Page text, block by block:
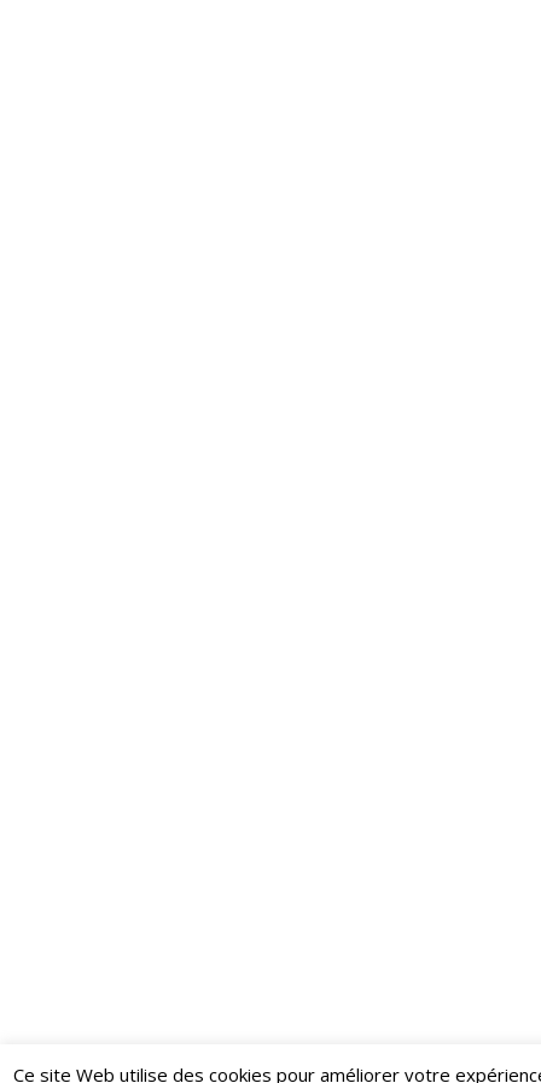
Ce site Web utilise des cookies pour améliorer votre